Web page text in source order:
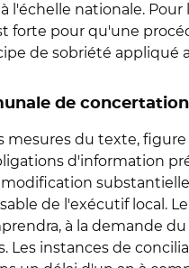
l'échelle nationale.
forte pour qu'une
de sobriété
de concertation
mesures du texte,
d'information
de l'exécutif local.
à la demande
Les instances de